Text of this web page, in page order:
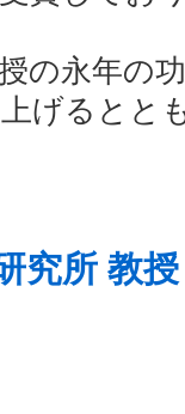
の永年の
げるとと
究所 教